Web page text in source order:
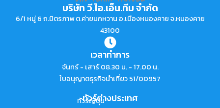
บริษัท วี.ไอ.เอ็น.ทีม จำกัด
6/1 หมู่ 6 ถ.มิตรภาพ ต.ค่ายบกหวาน อ.เมืองหนองคาย จ.หนองคาย
43100
เวลาทำการ
จันทร์ - เสาร์ 08.30 น. - 17.00 น.
ใบอนุญาตธุรกิจนำเที่ยว 51/00957
ทัวร์ต่างประเทศ
ทัวร์ญี่ปุ่น